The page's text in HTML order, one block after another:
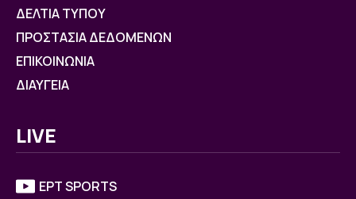
ΔΕΛΤΙΑ ΤΥΠΟΥ
ΠΡΟΣΤΑΣΙΑ ΔΕΔΟΜΕΝΩΝ
ΕΠΙΚΟΙΝΩΝΙΑ
ΔΙΑΥΓΕΙΑ
LIVE
ΕΡΤ SPORTS